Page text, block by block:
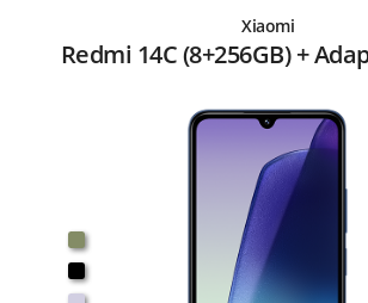
Xiaomi
Redmi 14C (8+256GB) +